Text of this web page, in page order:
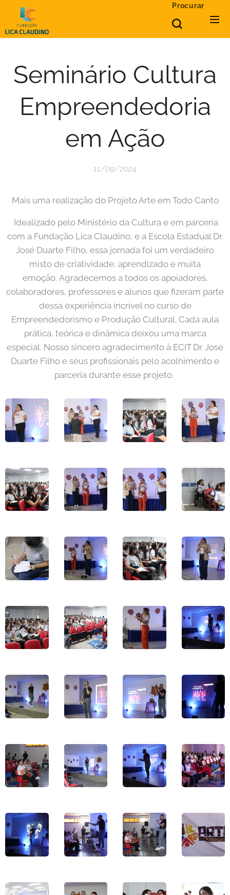
Procurar
Seminário Cultura
Empreendedoria
em Ação
11/09/2024
Mais uma realização do Projeto Arte em Todo Canto
Idealizado pelo Ministério da Cultura e em parceria
com a Fundação Lica Claudino, e a Escola Estadual Dr.
José Duarte Filho, essa jornada foi um verdadeiro
misto de criatividade, aprendizado e muita
emoção. Agradecemos a todos os apoiadores,
colaboradores, professores e alunos que fizeram parte
dessa experiência incrível no curso de
Empreendedorismo e Produção Cultural. Cada aula
prática, teórica e dinâmica deixou uma marca
especial. Nosso sincero agradecimento à ECIT Dr. José
Duarte Filho e seus profissionais pelo acolhimento e
parceria durante esse projeto.